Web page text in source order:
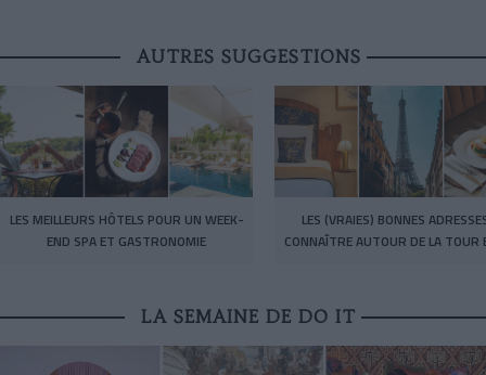
AUTRES SUGGESTIONS
LES MEILLEURS HÔTELS POUR UN WEEK-
END SPA ET GASTRONOMIE
LES (VRAIES) BONNES
CONNAÎTRE AUTOUR DE LA TOUR
LA SEMAINE DE DO IT